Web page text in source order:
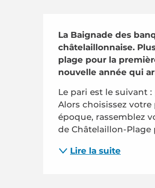
La Baignade des
châtelaillonnaise.
plage pour la
nouvelle année qui
Le pari est le suivant :
Alors choisissez
époque, rassemblez
de Châtelaillon-Plage
Lire la suite